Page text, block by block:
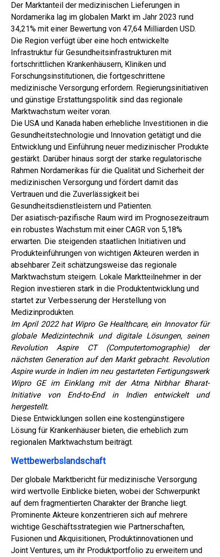
Der Marktanteil der medizinischen Lieferungen in
Nordamerika lag im globalen Markt im Jahr 2023 rund
34,21% mit einer Bewertung von 47,64 Milliarden USD.
Die Region verfügt über eine hoch entwickelte
Infrastruktur für Gesundheitsinfrastrukturen mit
fortschrittlichen Krankenhäusern, Kliniken und
Forschungsinstitutionen, die fortgeschrittene
medizinische Versorgung erfordern. Regierungsinitiativen
und günstige Erstattungspolitik sind das regionale
Marktwachstum weiter voran.
Die USA und Kanada haben erhebliche Investitionen in die
Gesundheitstechnologie und Innovation getätigt und die
Entwicklung und Einführung neuer medizinischer Produkte
gestärkt. Darüber hinaus sorgt der starke regulatorische
Rahmen Nordamerikas für die Qualität und Sicherheit der
medizinischen Versorgung und fördert damit das
Vertrauen und die Zuverlässigkeit bei
Gesundheitsdienstleistern und Patienten.
Der asiatisch-pazifische Raum wird im Prognosezeitraum
ein robustes Wachstum mit einer CAGR von 5,18%
erwarten. Die steigenden staatlichen Initiativen und
Produkteinführungen von wichtigen Akteuren werden in
absehbarer Zeit schätzungsweise das regionale
Marktwachstum steigern. Lokale Marktteilnehmer in der
Region investieren stark in die Produktentwicklung und
startet zur Verbesserung der Herstellung von
Medizinprodukten.
Im April 2022 hat Wipro Ge Healthcare, ein Innovator für
globale Medizintechnik und digitale Lösungen, seinen
Revolution Aspire CT (Computertomographie) der
nächsten Generation auf den Markt gebracht. Revolution
Aspire wurde in Indien im neu gestarteten Fertigungswerk
Wipro GE im Einklang mit der Atma Nirbhar Bharat-
Initiative von End-to-End in Indien entwickelt und
hergestellt.
Diese Entwicklungen sollen eine kostengünstigere
Lösung für Krankenhäuser bieten, die erheblich zum
regionalen Marktwachstum beiträgt.
Wettbewerbslandschaft
Der globale Marktbericht für medizinische Versorgung
wird wertvolle Einblicke bieten, wobei der Schwerpunkt
auf dem fragmentierten Charakter der Branche liegt.
Prominente Akteure konzentrieren sich auf mehrere
wichtige Geschäftsstrategien wie Partnerschaften,
Fusionen und Akquisitionen, Produktinnovationen und
Joint Ventures, um ihr Produktportfolio zu erweitern und